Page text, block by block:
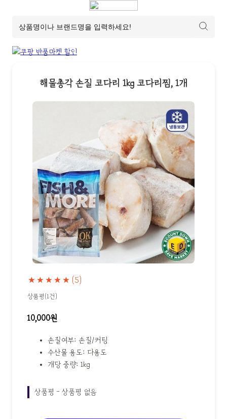
해물총각 손질 코다리 1kg 코다리찜, 1개
★★★★★ (5)
상품평(1건)
10,000원
손질여부: 손질/커팅
수산물 용도: 다용도
개당 중량: 1kg
상품평 - 상품평 없음